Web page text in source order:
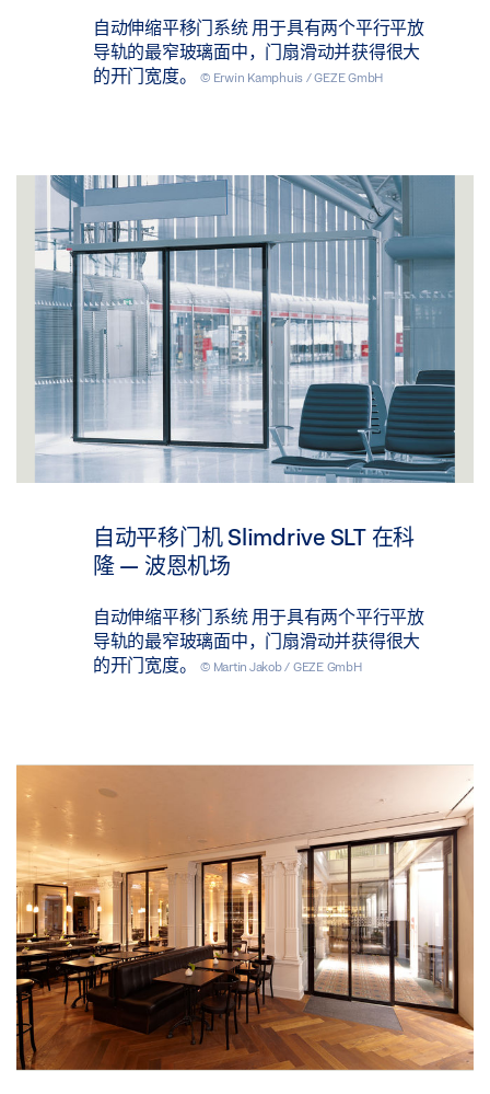
自动伸缩平移门系统 用于具有两个平行平放
导轨的最窄玻璃面中，门扇滑动并获得很大
的开门宽度。© Erwin Kamphuis / GEZE GmbH
自动平移门机 Slimdrive SLT 在科
隆 — 波恩机场
自动伸缩平移门系统 用于具有两个平行平放
导轨的最窄玻璃面中，门扇滑动并获得很大
的开门宽度。© Martin Jakob / GEZE GmbH